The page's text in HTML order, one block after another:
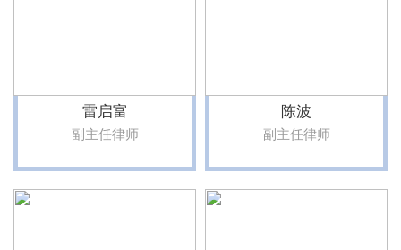
雷启富
副主任律师
陈波
副主任律师